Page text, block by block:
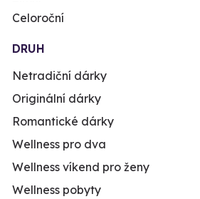
Celoroční
DRUH
Netradiční dárky
Originální dárky
Romantické dárky
Wellness pro dva
Wellness víkend pro ženy
Wellness pobyty